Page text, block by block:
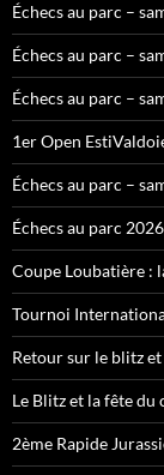
Échecs au parc –
Échecs au parc –
Échecs au parc –
1er Open
Échecs au parc –
Échecs au parc 2026
Coupe Loubatière :
Tournoi
Retour sur le blitz
Le Blitz et la fête
2ème Rapide